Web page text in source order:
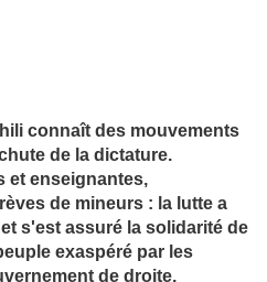
connaît des mouvements
de la dictature.
et enseignantes,
de mineurs : la lutte a
s'est assuré la solidarité de
exaspéré par les
de droite.